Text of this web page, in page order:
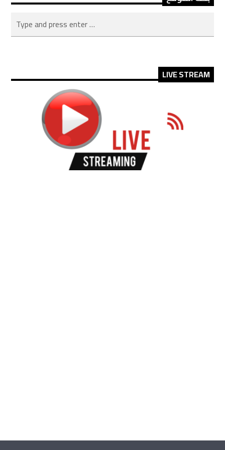
LIVE STREAM